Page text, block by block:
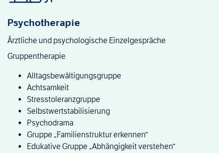
Psychotherapie
Ärztliche und psychologische Einzelgespräche
Gruppentherapie
Alltagsbewältigungsgruppe
Achtsamkeit
Stresstoleranzgruppe
Selbstwertstabilisierung
Psychodrama
Gruppe „Familienstruktur erkennen“
Edukative Gruppe „Abhängigkeit verstehen“